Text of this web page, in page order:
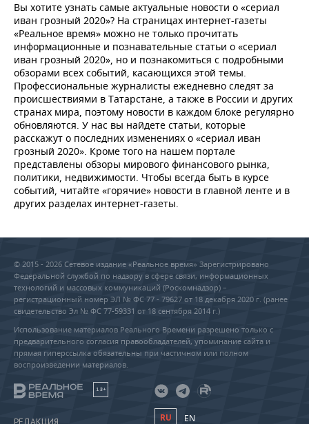
Вы хотите узнать самые актуальные новости о «сериал
иван грозный 2020»? На страницах интернет-газеты
«Реальное время» можно не только прочитать
информационные и познавательные статьи о «сериал
иван грозный 2020», но и познакомиться с подробными
обзорами всех событий, касающихся этой темы.
Профессиональные журналисты ежедневно следят за
происшествиями в Татарстане, а также в России и других
странах мира, поэтому новости в каждом блоке регулярно
обновляются. У нас вы найдете статьи, которые
расскажут о последних изменениях о «сериал иван
грозный 2020». Кроме того на нашем портале
представлены обзоры мирового финансового рынка,
политики, недвижимости. Чтобы всегда быть в курсе
событий, читайте «горячие» новости в главной ленте и в
других разделах интернет-газеты.
© 2015 - 2026 Сетевое издание «Реальное время» Зарегистрировано
Федеральной службой по надзору в сфере связи, информационных
технологий и массовых коммуникаций (Роскомнадзор) –
регистрационный номер ЭЛ № ФС 77 - 79627 от 18 декабря 2020 г. (ранее
свидетельство Эл № ФС 77-59331 от 18 сентября 2014 г.)
Использование материалов Реального Времени разрешено только с
предварительного согласия правообладателей, упоминание сайта и
прямая гиперссылка обязательны при частичном или полном
воспроизведении материалов.
18+
РЕДАКЦИЯ RU EN